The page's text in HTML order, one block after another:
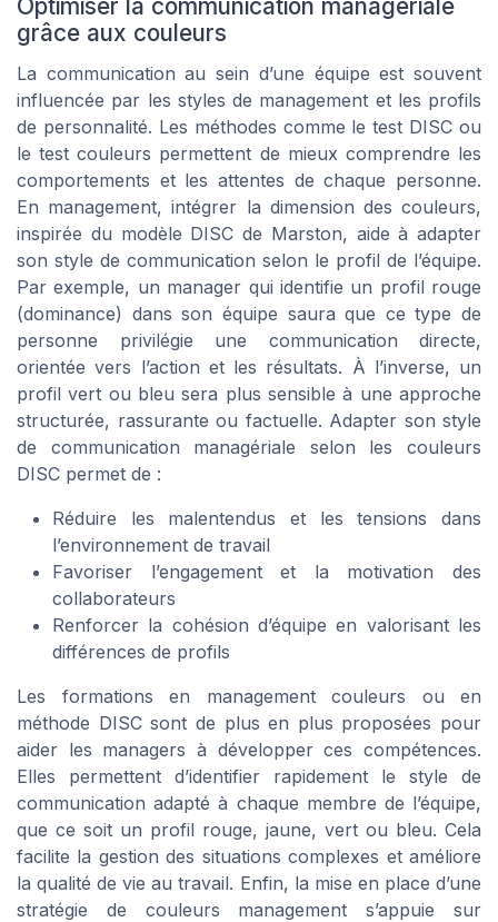
Optimiser la communication managériale
grâce aux couleurs
La communication au sein d’une équipe est souvent
influencée par les styles de management et les profils
de personnalité. Les méthodes comme le test DISC ou
le test couleurs permettent de mieux comprendre les
comportements et les attentes de chaque personne.
En management, intégrer la dimension des couleurs,
inspirée du modèle DISC de Marston, aide à adapter
son style de communication selon le profil de l’équipe.
Par exemple, un manager qui identifie un profil rouge
(dominance) dans son équipe saura que ce type de
personne privilégie une communication directe,
orientée vers l’action et les résultats. À l’inverse, un
profil vert ou bleu sera plus sensible à une approche
structurée, rassurante ou factuelle. Adapter son style
de communication managériale selon les couleurs
DISC permet de :
Réduire les malentendus et les tensions dans
l’environnement de travail
Favoriser l’engagement et la motivation des
collaborateurs
Renforcer la cohésion d’équipe en valorisant les
différences de profils
Les formations en management couleurs ou en
méthode DISC sont de plus en plus proposées pour
aider les managers à développer ces compétences.
Elles permettent d’identifier rapidement le style de
communication adapté à chaque membre de l’équipe,
que ce soit un profil rouge, jaune, vert ou bleu. Cela
facilite la gestion des situations complexes et améliore
la qualité de vie au travail. Enfin, la mise en place d’une
stratégie de couleurs management s’appuie sur